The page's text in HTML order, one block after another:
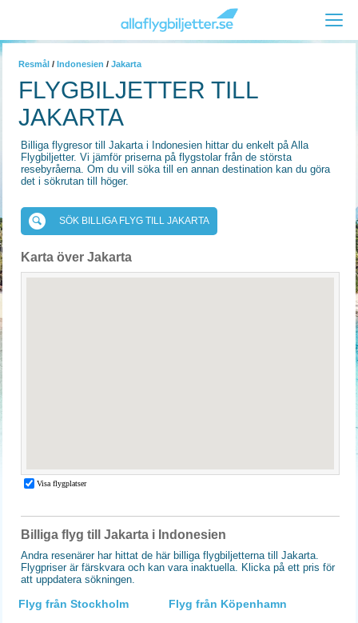
Resmål / Indonesien / Jakarta
FLYGBILJETTER TILL
JAKARTA
Billiga flygresor till Jakarta i Indonesien hittar du enkelt på Alla
Flygbiljetter. Vi jämför priserna på flygstolar från de största
resebyråerna. Om du vill söka till en annan destination kan du göra
det i sökrutan till höger.
SÖK BILLIGA FLYG TILL JAKARTA
Karta över Jakarta
Billiga flyg till Jakarta i Indonesien
Andra resenärer har hittat de här billiga flygbiljetterna till Jakarta.
Flygpriser är färskvara och kan vara inaktuella. Klicka på ett pris för
att uppdatera sökningen.
Flyg från Stockholm Flyg från Köpenhamn